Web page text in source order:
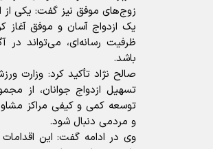
زوج‌های موفق نیز گفت: یکی از
یک ازدواج آسان و موفق آغاز
ظرفیت رسانه‌ای، می‌تواند در
باشد.
صالح نژاد تأکید کرد: وزارت
تسهیل ازدواج جوانان، از
توسعه کمی و کیفی مراکز
و مردمی دنبال شود.
وی در ادامه گفت: این